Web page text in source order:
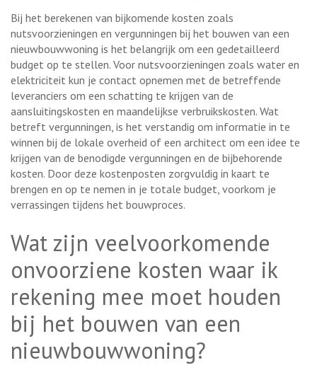
Bij het berekenen van bijkomende kosten zoals
nutsvoorzieningen en vergunningen bij het bouwen van een
nieuwbouwwoning is het belangrijk om een gedetailleerd
budget op te stellen. Voor nutsvoorzieningen zoals water en
elektriciteit kun je contact opnemen met de betreffende
leveranciers om een schatting te krijgen van de
aansluitingskosten en maandelijkse verbruikskosten. Wat
betreft vergunningen, is het verstandig om informatie in te
winnen bij de lokale overheid of een architect om een idee te
krijgen van de benodigde vergunningen en de bijbehorende
kosten. Door deze kostenposten zorgvuldig in kaart te
brengen en op te nemen in je totale budget, voorkom je
verrassingen tijdens het bouwproces.
Wat zijn veelvoorkomende
onvoorziene kosten waar ik
rekening mee moet houden
bij het bouwen van een
nieuwbouwwoning?